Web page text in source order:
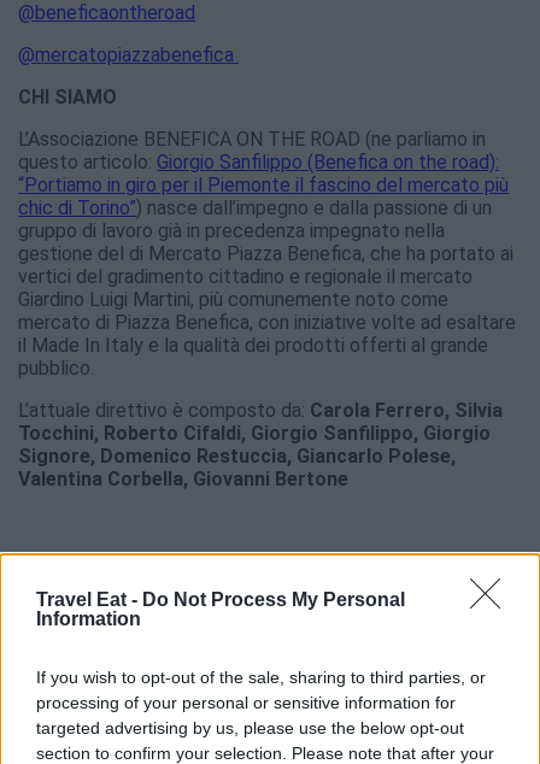
Travel Eat - Do Not Process My Personal
Information
If you wish to opt-out of the sale, sharing to third parties, or
processing of your personal or sensitive information for
targeted advertising by us, please use the below opt-out
section to confirm your selection. Please note that after your
@beneficaontheroad
@mercatopiazzabenefica
CHI SIAMO
L’Associazione BENEFICA ON THE ROAD (ne parliamo in
questo articolo: Giorgio Sanfilippo (Benefica on the road):
“Portiamo in giro per il Piemonte il fascino del mercato più
chic di Torino”) nasce dall’impegno e dalla passione di un
gruppo di lavoro già in precedenza impegnato nella
gestione del di Mercato Piazza Benefica, che ha portato ai
vertici del gradimento cittadino e regionale il mercato
Giardino Luigi Martini, più comunemente noto come
mercato di Piazza Benefica, con iniziative volte ad esaltare
il Made In Italy e la qualità dei prodotti offerti al grande
pubblico.
L’attuale direttivo è composto da: Carola Ferrero, Silvia
Tocchini, Roberto Cifaldi, Giorgio Sanfilippo, Giorgio
Signore, Domenico Restuccia, Giancarlo Polese,
Valentina Corbella, Giovanni Bertone
I.P.
Festa del Lard d’Arnad DOP: gusto e tradizione